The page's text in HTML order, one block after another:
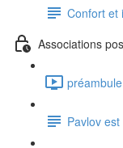
Confort et
Associations
Pavlov